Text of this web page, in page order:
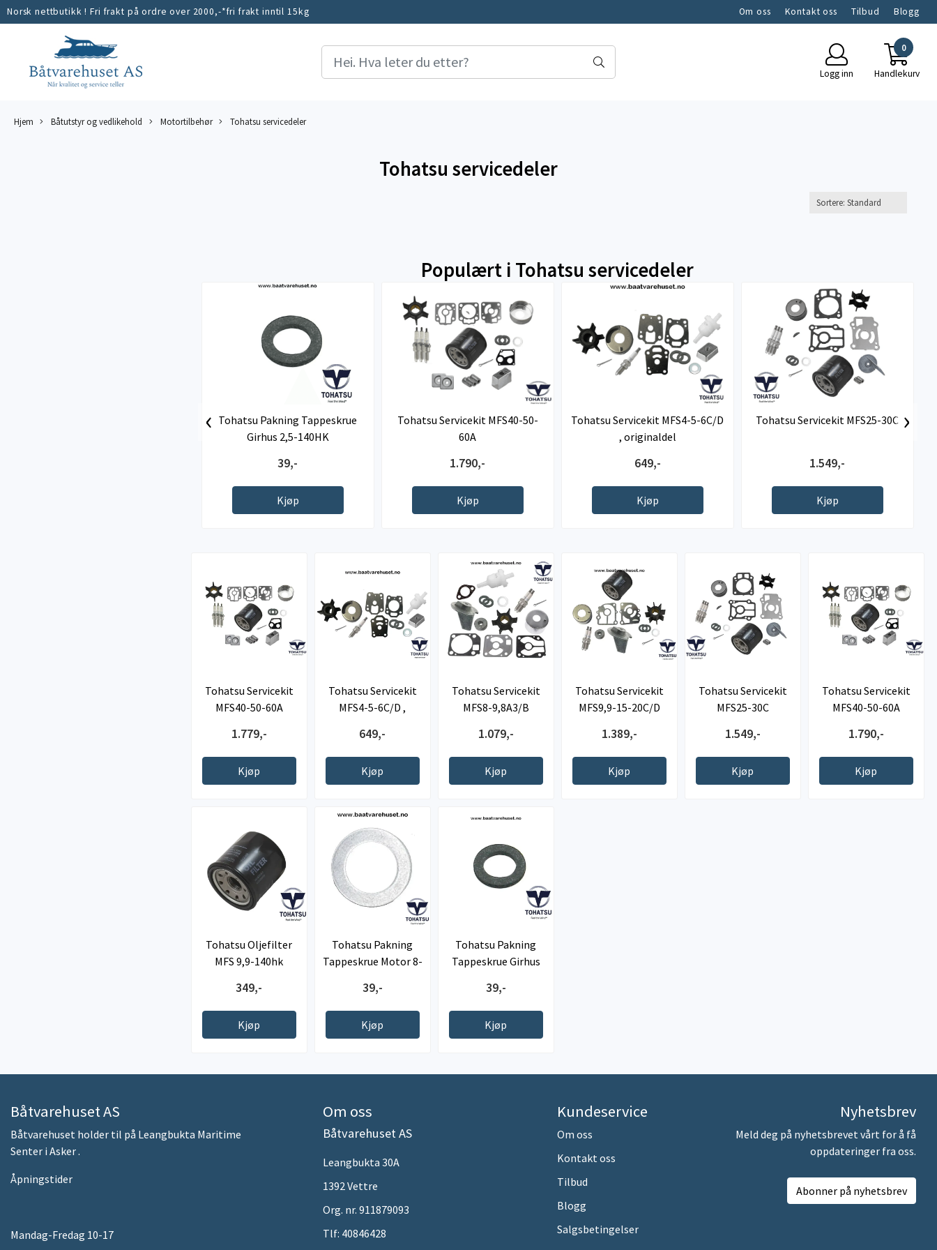
Norsk nettbutikk ! Fri frakt på ordre over 2000,-*fri frakt inntil 15kg Om oss Kontakt oss Tilbud Blogg
Logg inn
0
Handlekurv
Hjem Båtutstyr og vedlikehold Motortilbehør Tohatsu servicedeler
Tohatsu servicedeler
Populært i Tohatsu servicedeler
Tohatsu Pakning Tappeskrue
Girhus 2,5-140HK
39,-
Kjøp
Tohatsu Servicekit MFS40-50-
60A
1.790,-
Kjøp
Tohatsu Servicekit MFS4-5-6C/D
, originaldel
649,-
Kjøp
Tohatsu Servicekit MFS25-30C
1.549,-
Kjøp
‹ ›
Tohatsu Servicekit
MFS40-50-60A
1.779,-
Kjøp
Tohatsu Servicekit
MFS4-5-6C/D ,
649,-
Kjøp
Tohatsu Servicekit
MFS8-9,8A3/B
1.079,-
Kjøp
Tohatsu Servicekit
MFS9,9-15-20C/D
1.389,-
Kjøp
Tohatsu Servicekit
MFS25-30C
1.549,-
Kjøp
Tohatsu Servicekit
MFS40-50-60A
1.790,-
Kjøp
Tohatsu Oljefilter
MFS 9,9-140hk
349,-
Kjøp
Tohatsu Pakning
Tappeskrue Motor 8-
39,-
Kjøp
Tohatsu Pakning
Tappeskrue Girhus
39,-
Kjøp
Båtvarehuset AS
Båtvarehuset holder til på Leangbukta Maritime
Senter i Asker .
Åpningstider
Mandag-Fredag 10-17
Om oss
Båtvarehuset AS
Leangbukta 30A
1392 Vettre
Org. nr. 911879093
Tlf: 40846428
Kundeservice
Om oss
Kontakt oss
Tilbud
Blogg
Salgsbetingelser
Nyhetsbrev
Meld deg på nyhetsbrevet vårt for å få
oppdateringer fra oss.
Abonner på nyhetsbrev